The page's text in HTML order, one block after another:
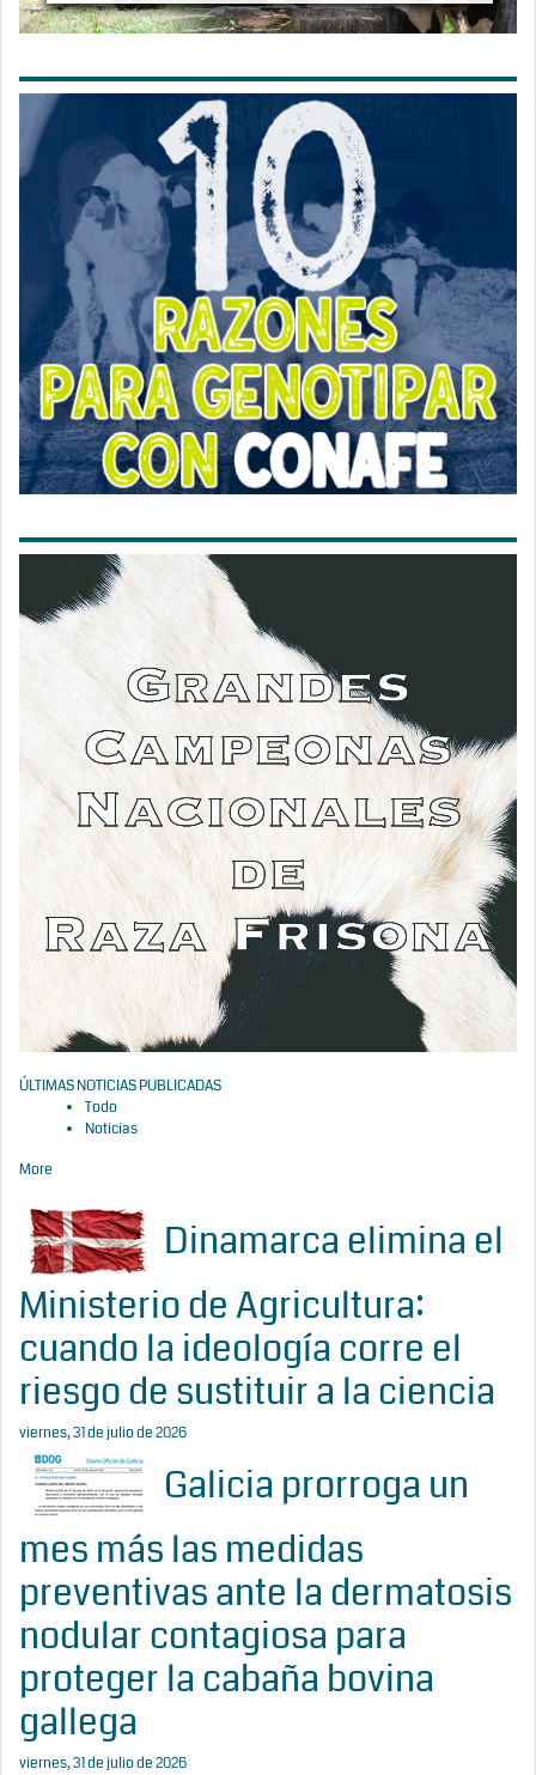
ÚLTIMAS NOTICIAS PUBLICADAS
Todo
Noticias
More
Dinamarca elimina el
Ministerio de Agricultura:
cuando la ideología corre el
riesgo de sustituir a la ciencia
viernes, 31 de julio de 2026
Galicia prorroga un
mes más las medidas
preventivas ante la dermatosis
nodular contagiosa para
proteger la cabaña bovina
gallega
viernes, 31 de julio de 2026